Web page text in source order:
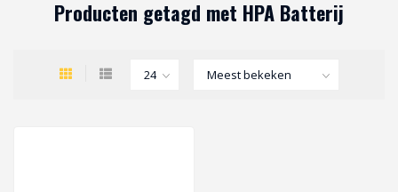
Producten getagd met HPA Batterij